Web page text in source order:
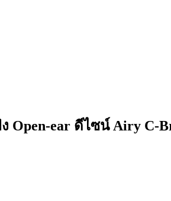
ear ดีไซน์ Airy C-